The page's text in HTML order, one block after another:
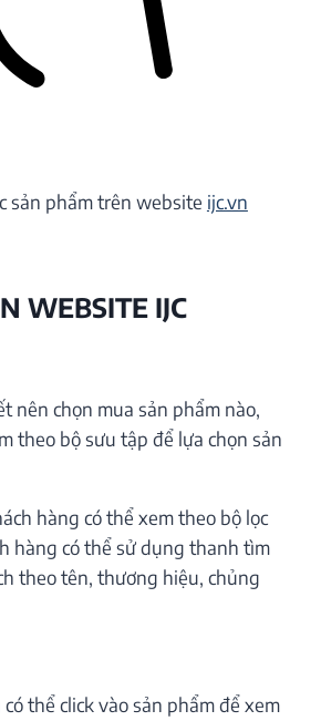
sản phẩm trên website ijc.vn
WEBSITE IJC
nên chọn mua sản phẩm nào,
theo bộ sưu tập để lựa chọn sản
hàng có thể xem theo bộ lọc
hàng có thể sử dụng thanh tìm
theo tên, thương hiệu, chủng
thể click vào sản phẩm để xem